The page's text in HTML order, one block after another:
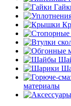
материалы